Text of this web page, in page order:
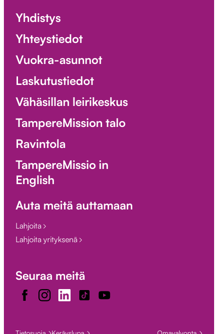
Yhdistys
Yhteystiedot
Vuokra-asunnot
Laskutustiedot
Vähäsillan leirikeskus
TampereMission talo
Ravintola
TampereMissio in
English
Auta meitä auttamaan
Lahjoita
Lahjoita yrityksenä
Seuraa meitä
FacebookInstagramLinkedInTikTokYoutube